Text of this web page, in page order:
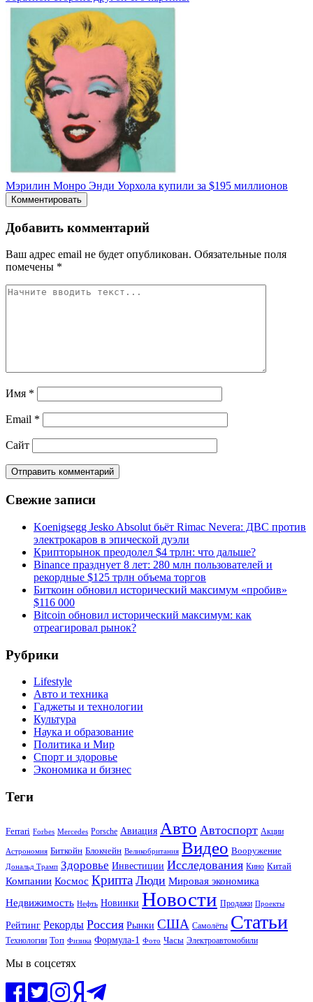
Мэрилин Монро Энди Уорхола купили за $195 миллионов
Комментировать
Добавить комментарий
Ваш адрес email не будет опубликован. Обязательные поля
помечены *
Имя *
Email *
Сайт
Свежие записи
Koenigsegg Jesko Absolut бьёт Rimac Nevera: ДВС против
электрокаров в эпической дуэли
Крипторынок преодолел $4 трлн: что дальше?
Binance празднует 8 лет: 280 млн пользователей и
рекордные $125 трлн объема торгов
Биткоин обновил исторический максимум «пробив»
$116 000
Bitcoin обновил исторический максимум: как
отреагировал рынок?
Рубрики
Lifestyle
Авто и техника
Гаджеты и технологии
Культура
Наука и образование
Политика и Мир
Спорт и здоровье
Экономика и бизнес
Теги
Ferrari Forbes Mercedes Porsche Авиация Авто Автоспорт Акции
Астрономия Биткойн Блокчейн Великобритания Видео Вооружение
Дональд Трамп Здоровье Инвестиции Исследования Кино Китай
Компании Космос Крипта Люди Мировая экономика
Недвижимость Нефть Новинки Новости Продажи Проекты
Рейтинг Рекорды Россия Рынки США Самолёты Статьи
Технологии Топ Физика Формула-1 Фото Часы Электроавтомобили
Мы в соцсетях